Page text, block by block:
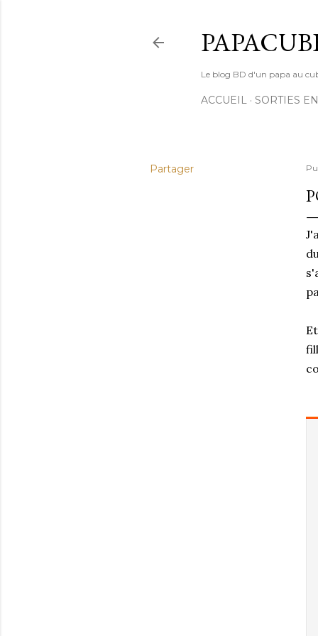
Le blog BD d'un papa au
ACCUEIL SORTIES
Partager